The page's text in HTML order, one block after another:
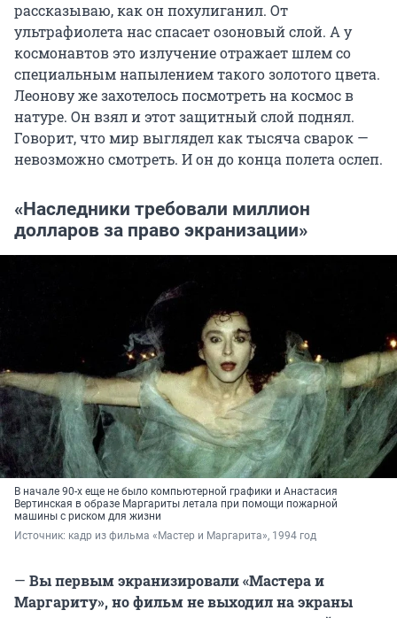
рассказываю, как он похулиганил. От
ультрафиолета нас спасает озоновый слой. А у
космонавтов это излучение отражает шлем со
специальным напылением такого золотого цвета.
Леонову же захотелось посмотреть на космос в
натуре. Он взял и этот защитный слой поднял.
Говорит, что мир выглядел как тысяча сварок —
невозможно смотреть. И он до конца полета ослеп.
«Наследники требовали миллион
долларов за право экранизации»
В начале 90-х еще не было компьютерной графики и Анастасия
Вертинская в образе Маргариты летала при помощи пожарной
машины с риском для жизни
Источник: кадр из фильма «Мастер и Маргарита», 1994 год
— Вы первым экранизировали «Мастера и
Маргариту», но фильм не выходил на экраны